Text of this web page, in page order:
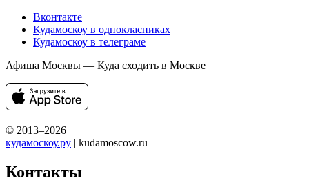
Вконтакте
Кудамоскоу в однокласниках
Кудамоскоу в телеграме
Афиша Москвы — Куда сходить в Москве
© 2013–2026
кудамоскоу.ру | kudamoscow.ru
Контакты